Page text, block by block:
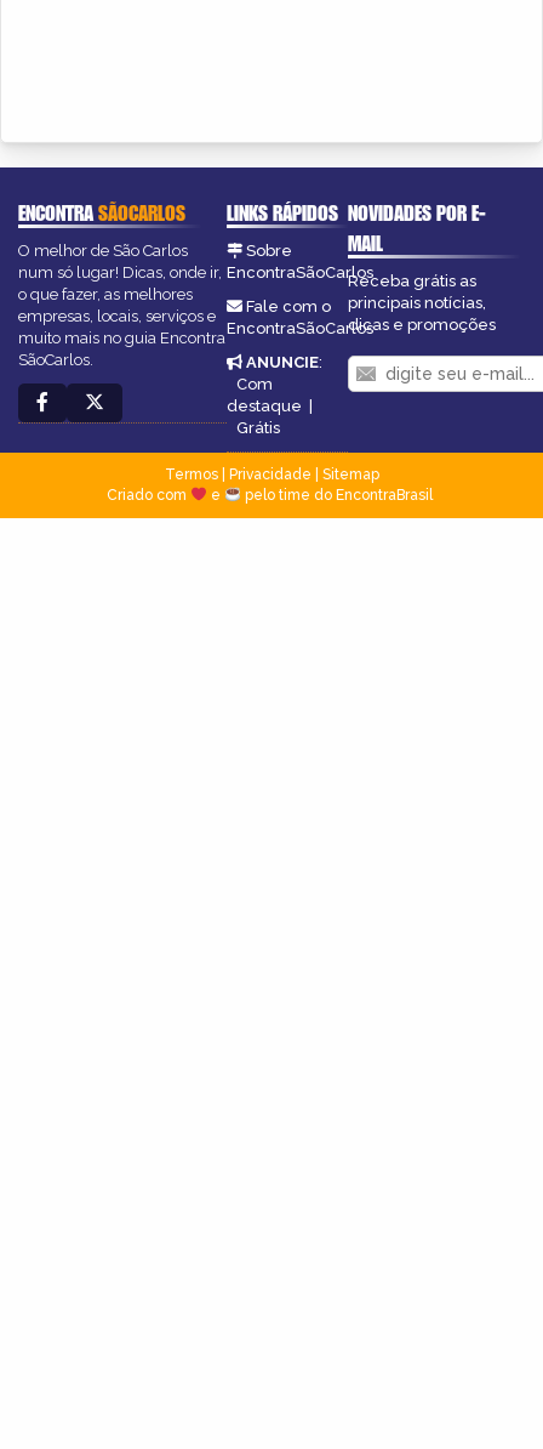
ENCONTRASÃOCARLOS
O melhor de São Carlos
num só lugar! Dicas, onde ir,
o que fazer, as melhores
empresas, locais, serviços e
muito mais no guia Encontra
SãoCarlos.
LINKS RÁPIDOS
Sobre
EncontraSãoCarlos
Fale com o
EncontraSãoCarlos
ANUNCIE:
Com
destaque |
Grátis
NOVIDADES POR E-
MAIL
Receba grátis as
principais notícias,
dicas e promoções
Termos| Privacidade
Sitemap
Criado com
e pelo time do EncontraBrasil